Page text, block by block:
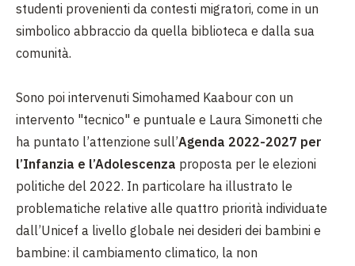
studenti provenienti da contesti migratori, come in un
simbolico abbraccio da quella biblioteca e dalla sua
comunità.
Sono poi intervenuti Simohamed Kaabour con un
intervento "tecnico" e puntuale e Laura Simonetti che
ha puntato l’attenzione sull’Agenda 2022-2027 per
l’Infanzia e l’Adolescenza proposta per le elezioni
politiche del 2022. In particolare ha illustrato le
problematiche relative alle quattro priorità individuate
dall’Unicef a livello globale nei desideri dei bambini e
bambine: il cambiamento climatico, la non